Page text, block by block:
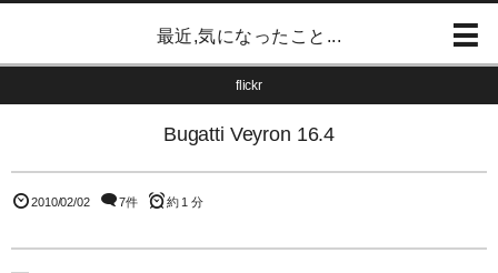
最近,気になったこと...
flickr
Bugatti Veyron 16.4
2010/02/02 7件 約 1 分